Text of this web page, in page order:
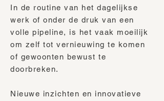
In de routine van het dagelijkse
werk of onder de druk van een
volle pipeline, is het vaak moeilijk
om zelf tot vernieuwing te komen
of gewoonten bewust te
doorbreken.
Nieuwe inzichten en innovatieve